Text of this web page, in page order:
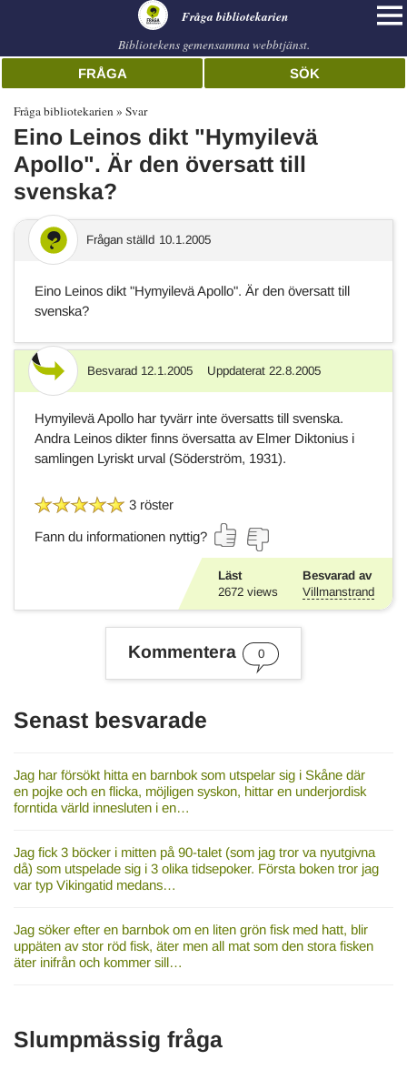
Fråga bibliotekarien
Bibliotekens gemensamma webbtjänst.
FRÅGA SÖK
Fråga bibliotekarien Svar
Eino Leinos dikt "Hymyilevä
Apollo". Är den översatt till
svenska?
Frågan ställd 10.1.2005
Eino Leinos dikt "Hymyilevä Apollo". Är den översatt till
svenska?
Svar Besvarad 12.1.2005 Uppdaterat 22.8.2005
Hymyilevä Apollo har tyvärr inte översatts till svenska.
Andra Leinos dikter finns översatta av Elmer Diktonius i
samlingen Lyriskt urval (Söderström, 1931).
3 röster
Fann du informationen nyttig?
Läst
2672 views
Besvarad av
Villmanstrand
Kommentera 0
Senast besvarade
Jag har försökt hitta en barnbok som utspelar sig i Skåne där
en pojke och en flicka, möjligen syskon, hittar en underjordisk
forntida värld innesluten i en…
Jag fick 3 böcker i mitten på 90-talet (som jag tror va nyutgivna
då) som utspelade sig i 3 olika tidsepoker. Första boken tror jag
var typ Vikingatid medans…
Jag söker efter en barnbok om en liten grön fisk med hatt, blir
uppäten av stor röd fisk, äter men all mat som den stora fisken
äter inifrån och kommer sill…
Slumpmässig fråga